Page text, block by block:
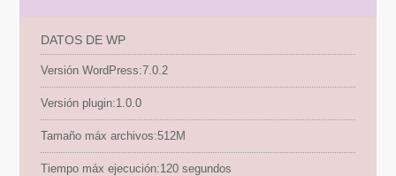
DATOS DE WP
Versión WordPress:7.0.2
Versión plugin:1.0.0
Tamaño máx archivos:512M
Tiempo máx ejecución:120 segundos